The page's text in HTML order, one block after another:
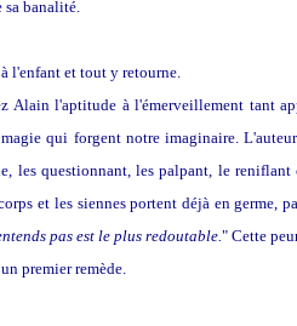
sa banalité.
l'enfant et tout y retourne.
Alain l'aptitude à l'émerveillement tant
qui forgent notre imaginaire.
les questionnant, les palpant, le
et les siennes portent déjà en germe,
pas est le plus redoutable." Cette
premier remède.